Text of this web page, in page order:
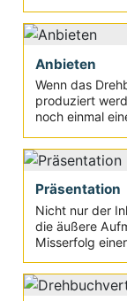
Anbieten
Wenn das
produziert
noch einmal
Präsentation
Nicht nur der
die äußere
Misserfolg